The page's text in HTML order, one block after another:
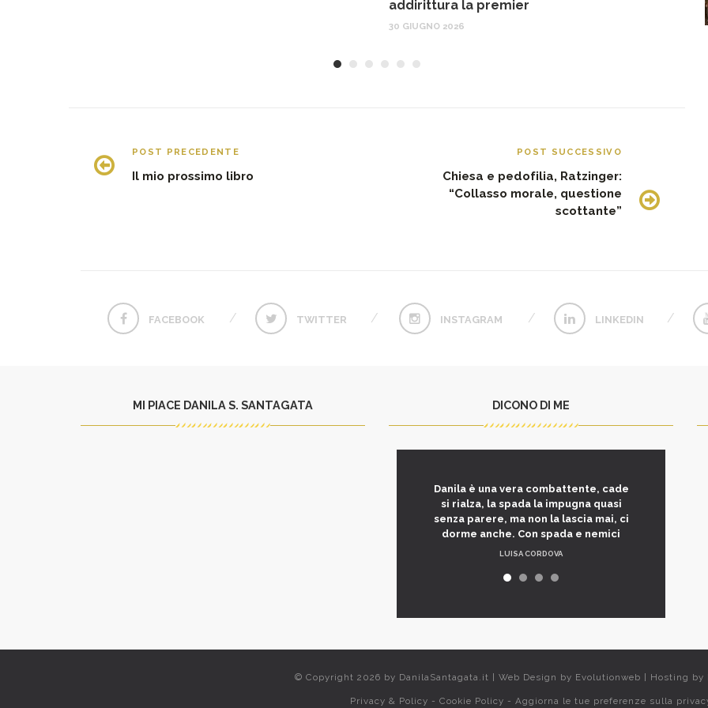
addirittura la premier
30 GIUGNO 2026
POST PRECEDENTE
Il mio prossimo libro
POST SUCCESSIVO
Chiesa e pedofilia, Ratzinger:
“Collasso morale, questione
scottante”
FACEBOOK TWITTER INSTAGRAM LINKEDIN
MI PIACE DANILA S. SANTAGATA DICONO DI ME
Danila è una vera combattente, cade
si rialza, la spada la impugna quasi
senza parere, ma non la lascia mai, ci
dorme anche. Con spada e nemici
LUISA CORDOVA
© Copyright 2026 by DanilaSantagata.it | Web Design by Evolutionweb | Hosting by
Privacy & Policy - Cookie Policy - Aggiorna le tue preferenze sulla